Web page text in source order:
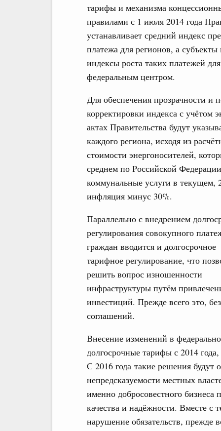
тарифы и механизма
правилами с 1 июля 2014 года
устанавливает средний индекс
платежа для регионов, а
индексы роста таких платежей
федеральным центром.
Для обеспечения прозрачности и
корректировки индекса с учётом
актах Правительства будут
каждого региона, исходя из
стоимости энергоносителей,
среднем по Российской
коммунальные услуги в текущем,
инфляция минус 30%.
Параллельно с внедрением
регулирования совокупного
граждан вводится и долгосрочное
тарифное регулирование, что
решить вопрос изношенности
инфраструктуры путём
инвестиций. Прежде всего это,
соглашений.
Внесение изменений в
долгосрочные тарифы с 2014
С 2016 года такие решения будут
непредсказуемости местных
именно добросовестного бизнеса
качества и надёжности. Вместе с
нарушение обязательств, прежде